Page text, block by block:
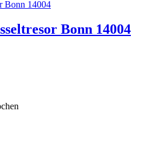
Bonn 14004